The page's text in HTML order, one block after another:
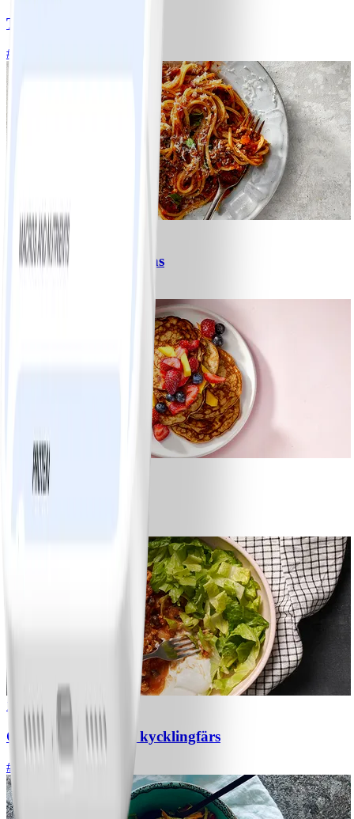
Tacos
#
Spagetti med köttfärssås
Bananpannkakor
1
Chili con carne med kycklingfärs
#